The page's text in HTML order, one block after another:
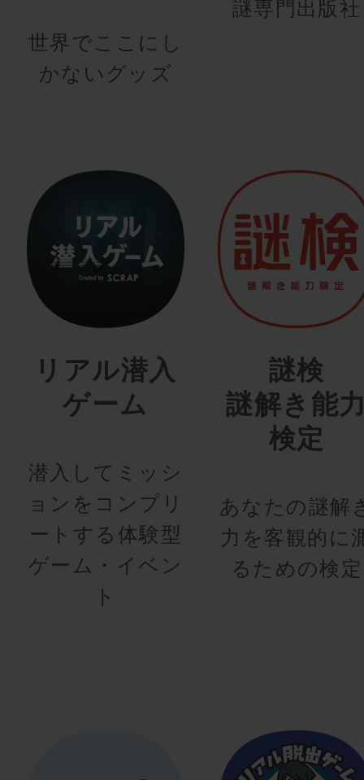
世界でここにし
かないグッズ
謎専門出版社
リアル潜入
ゲーム
潜入してミッシ
ョンをコンプリ
ートする体験型
ゲーム・イベン
ト
謎検
謎解き能
検定
あなたの謎解
力を客観的に
るための検定